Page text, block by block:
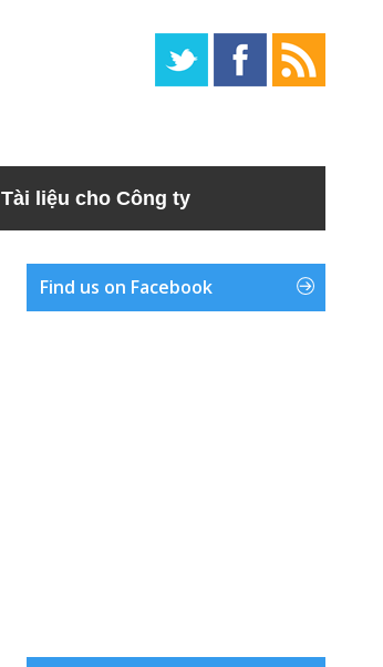
Tài liệu cho Công ty
Find us on Facebook